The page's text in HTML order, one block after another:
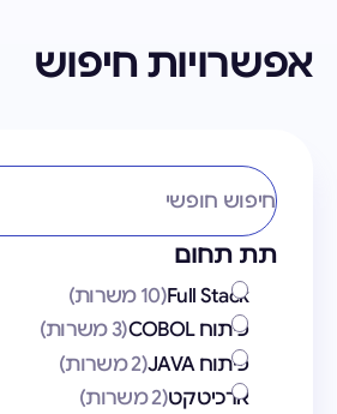
אפשרויות חיפוש
חיפוש חופשי
תת תחום
Full Stack(10 משרות)
פיתוח COBOL
(3 משרות)
פיתוח JAVA
(2 משרות)
ארכיטקט(2 משרות)